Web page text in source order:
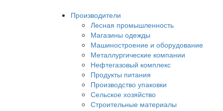
Производители
Лесная промышленность
Магазины одежды
Машиностроение и оборудование
Металлургические компании
Нефтегазовый комплекс
Продукты питания
Производство упаковки
Сельское хозяйство
Строительные материалы